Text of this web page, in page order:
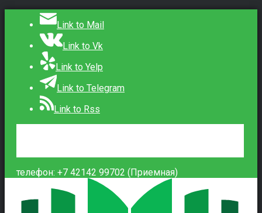
Link to Mail
Link to Vk
Link to Yelp
Link to Telegram
Link to Rss
телефон: +7 42142 99702 (Приемная)